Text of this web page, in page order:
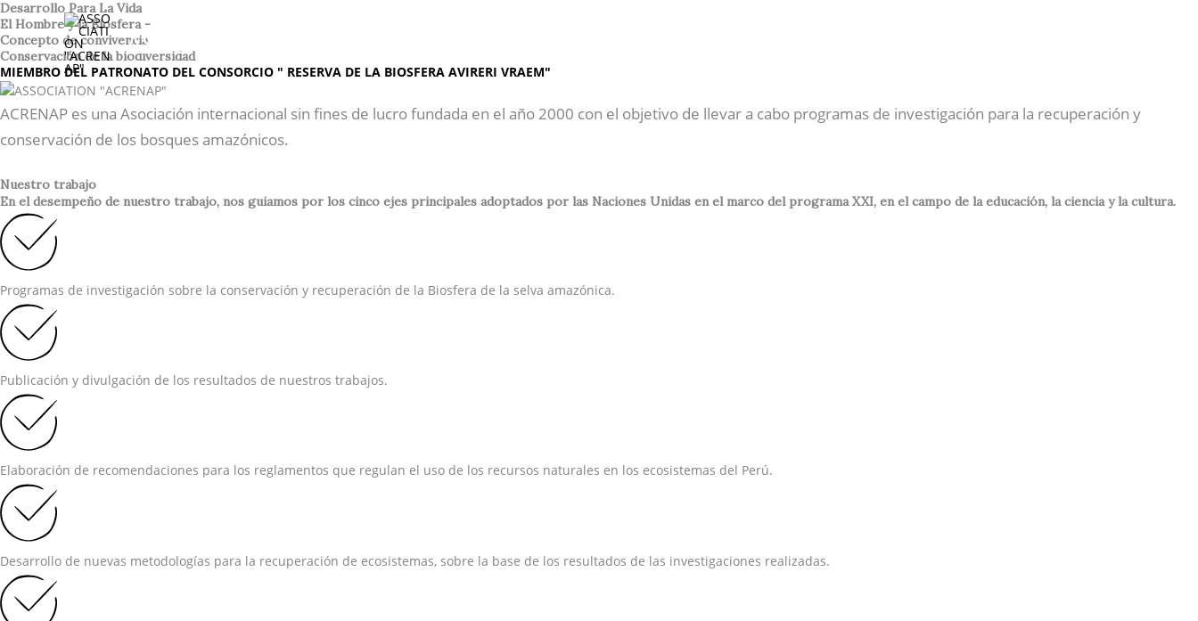
Ir
al
contenido
ASSOCIATION "ACRENAP"
Desarrollo Para La Vida
El Hombre y la Biosfera -
Concepto de convivencia
Conservación de la biodiversidad
MIEMBRO DEL PATRONATO DEL CONSORCIO " RESERVA DE LA BIOSFERA AVIRERI VRAEM"
ACRENAP es una Asociación internacional sin fines de lucro fundada en el año 2000 con el objetivo de llevar a cabo programas de investigación para la recuperación y
conservación de los bosques amazónicos.
Nuestro trabajo
En el desempeño de nuestro trabajo, nos guiamos por los cinco ejes principales adoptados por las Naciones Unidas en el marco del programa XXI, en el campo de la educación, la ciencia y la cultura.
Programas de investigación sobre la conservación y recuperación de la Biosfera de la selva amazónica.
Publicación y divulgación de los resultados de nuestros trabajos.
Elaboración de recomendaciones para los reglamentos que regulan el uso de los recursos naturales en los ecosistemas del Perú.
Desarrollo de nuevas metodologías para la recuperación de ecosistemas, sobre la base de los resultados de las investigaciones realizadas.